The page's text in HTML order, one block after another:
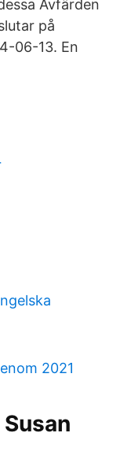
Avfärden
på
06-13. En
2021